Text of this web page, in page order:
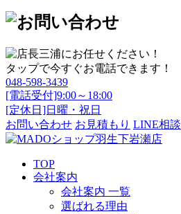
タップで今すぐお電話できます！
048-598-3439
[電話受付]9:00～18:00
[定休日]日曜・祝日
お問い合わせ お見積もり LINE相談
TOP
会社案内
会社案内 一覧
選ばれる理由